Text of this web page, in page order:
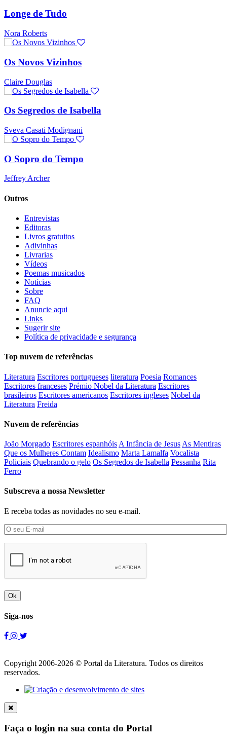
Longe de Tudo
Nora Roberts
Os Novos Vizinhos
Claire Douglas
Os Segredos de Isabella
Sveva Casati Modignani
O Sopro do Tempo
Jeffrey Archer
Outros
Entrevistas
Editoras
Livros gratuitos
Adivinhas
Livrarias
Vídeos
Poemas musicados
Notícias
Sobre
FAQ
Anuncie aqui
Links
Sugerir site
Política de privacidade e segurança
Top nuvem de referências
Literatura Escritores portugueses literatura Poesia Romances
Escritores franceses Prémio Nobel da Literatura Escritores
brasileiros Escritores americanos Escritores ingleses Nobel da
Literatura Freida
Nuvem de referências
João Morgado Escritores espanhóis A Infância de Jesus As Mentiras
Que os Mulheres Contam Idealismo Marta Lamalfa Vocalista
Policiais Quebrando o gelo Os Segredos de Isabella Pessanha Rita
Ferro
Subscreva a nossa Newsletter
E receba todas as novidades no seu e-mail.
Ok
Siga-nos
Copyright 2006-2026 © Portal da Literatura. Todos os direitos
reservados.
Faça o login na sua conta do Portal